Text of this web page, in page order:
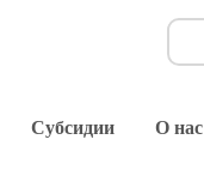
Субсидии О нас